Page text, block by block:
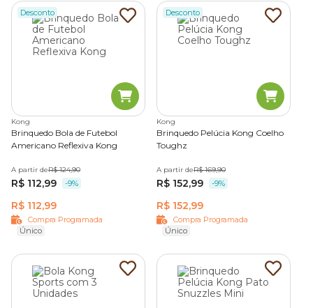
Desconto
Kong
Brinquedo Bola de Futebol
Americano Reflexiva Kong
A partir deR$ 124,90
R$ 112,99 -9%
R$ 112,99
Compra Programada
Único
Desconto
Kong
Brinquedo Pelúcia Kong Coelho
Toughz
A partir deR$ 169,90
R$ 152,99 -9%
R$ 152,99
Compra Programada
Único